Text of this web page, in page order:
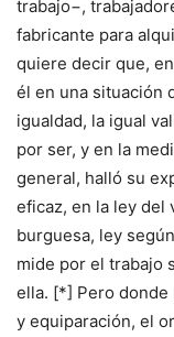
trabajo−,
fabricante para
quiere decir que,
él en una situación
igualdad, la igual
por ser, y en la
general, halló su
eficaz, en la ley del
burguesa, ley
mide por el trabajo
ella. [*] Pero donde
y equiparación, el